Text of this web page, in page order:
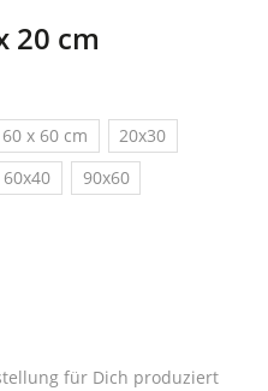
20 cm
60 x 60 cm
20x30
60x40 90x60
für Dich produziert